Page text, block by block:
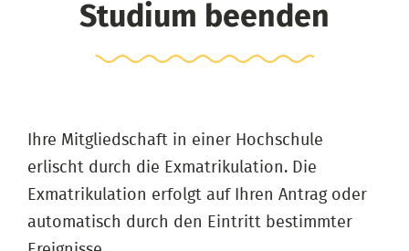
Studium beenden
Ihre Mitgliedschaft in einer Hochschule
erlischt durch die Exmatrikulation. Die
Exmatrikulation erfolgt auf Ihren Antrag oder
automatisch durch den Eintritt bestimmter